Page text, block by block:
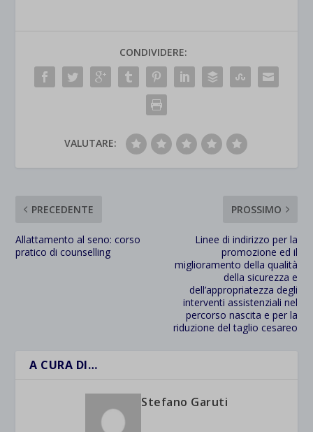
CONDIVIDERE:
VALUTARE:
PRECEDENTE
Allattamento al seno: corso
pratico di counselling
PROSSIMO
Linee di indirizzo per la
promozione ed il
miglioramento della qualità
della sicurezza e
dell’appropriatezza degli
interventi assistenziali nel
percorso nascita e per la
riduzione del taglio cesareo
A CURA DI…
Stefano Garuti